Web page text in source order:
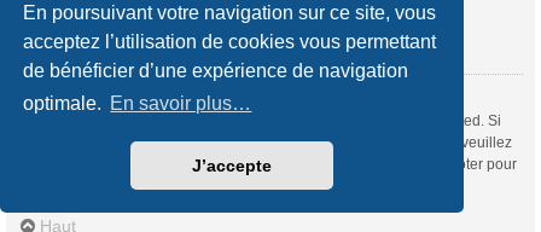
En poursuivant votre navigation sur ce site, vous
acceptez l’utilisation de cookies vous permettant
de bénéficier d’une expérience de navigation
optimale. En savoir plus…
J’accepte
rubrique «À propos de phpBB» (en anglais).
Haut
Pourquoi la fonctionnalité X n’est pas disponible ?
Ce programme a été développé et mis sous licence par phpBB Limited. Si
vous souhaitez proposer l’intégration d’une nouvelle fonctionnalité, veuillez
notre centre d’idées(en anglais) où vous pourrez voter pour
les idées soumises par d’autres utilisateurs et suggérer les vôtres.
Haut